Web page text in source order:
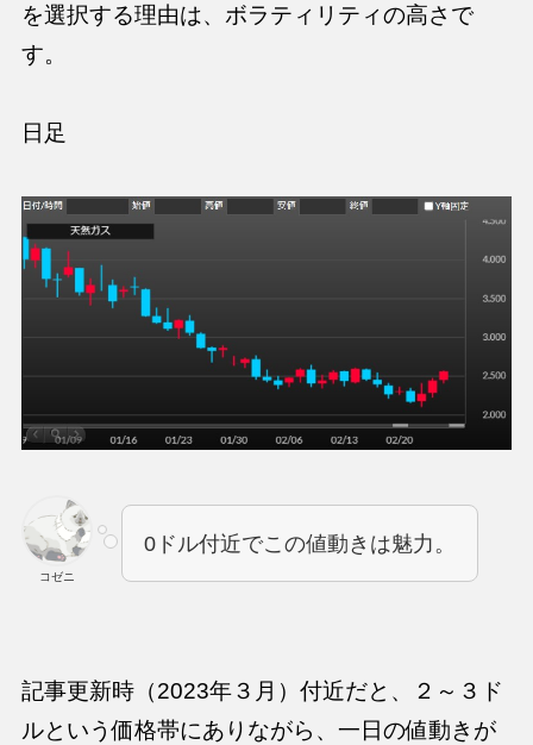
を選択する理由は、ボラティリティの高さで
す。
日足
コゼニ
0ドル付近でこの値動きは魅力。
記事更新時（2023年３月）付近だと、２～３ド
ルという価格帯にありながら、一日の値動きが